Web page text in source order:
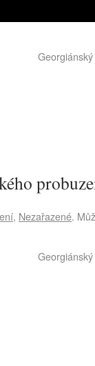
, Nezařazené.